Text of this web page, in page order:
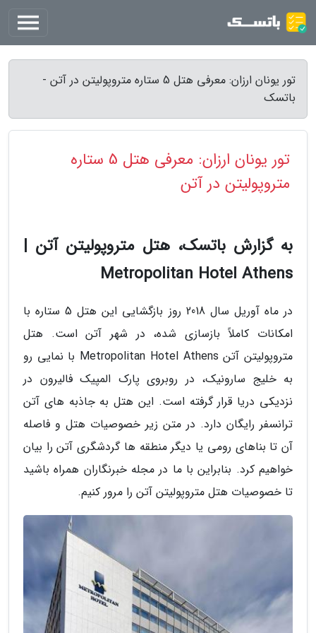
تور یونان ارزان: معرفی هتل 5 ستاره متروپولیتن در آتن -
باتسک
تور یونان ارزان: معرفی هتل 5 ستاره
متروپولیتن در آتن
به گزارش باتسک، هتل متروپولیتن آتن |
Metropolitan Hotel Athens
در ماه آوریل سال 2018 روز بازگشایی این هتل 5 ستاره با
امکانات کاملاً بازسازی شده، در شهر آتن است. هتل
متروپولیتن آتن Metropolitan Hotel Athens با نمایی رو
به خلیج سارونیک، در روبروی پارک المپیک فالیرون در
نزدیکی دریا قرار گرفته است. این هتل به جاذبه های آتن
ترانسفر رایگان دارد. در متن زیر خصوصیات هتل و فاصله
آن تا بناهای رومی یا دیگر منطقه ها گردشگری آتن را بیان
خواهیم کرد. بنابراین با ما در مجله خبرنگاران همراه باشید
تا خصوصیات هتل متروپولیتن آتن را مرور کنیم.